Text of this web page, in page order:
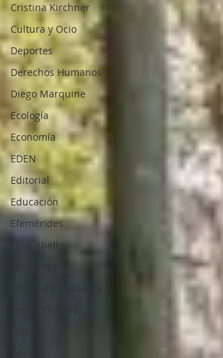
Cristina Kirchner
Cultura y Ocio
Deportes
Derechos Humanos
Diego Marquine
Ecología
Economía
EDEN
Editorial
Educación
Efemérides
Elisa Abella